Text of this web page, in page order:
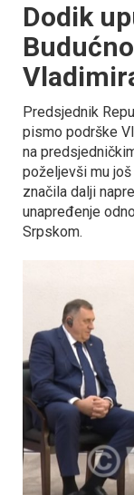
Dodik
Predsjednik
pismo podrške
na
poželjevši mu
značila dalji
unapređenje
Srpskom.